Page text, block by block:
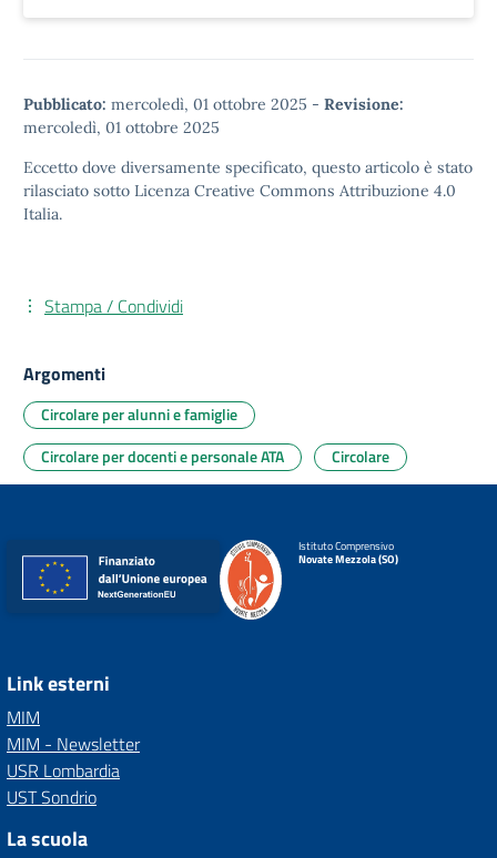
Pubblicato: mercoledì, 01 ottobre 2025 - Revisione:
mercoledì, 01 ottobre 2025
Eccetto dove diversamente specificato, questo articolo è stato
rilasciato sotto Licenza Creative Commons Attribuzione 4.0
Italia.
Stampa / Condividi
Argomenti
Circolare per alunni e famiglie
Circolare per docenti e personale ATA
Circolare
Istituto Comprensivo
Novate Mezzola (SO)
Link esterni
MIM
MIM - Newsletter
USR Lombardia
UST Sondrio
La scuola